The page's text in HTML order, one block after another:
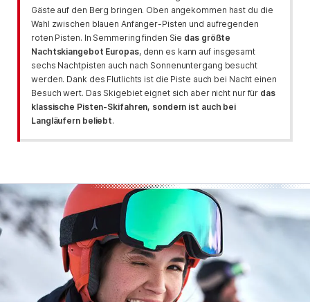
Gäste auf den Berg bringen. Oben angekommen hast du die
Wahl zwischen blauen Anfänger-Pisten und aufregenden
roten Pisten. In Semmering finden Sie das größte
Nachtskiangebot Europas, denn es kann auf insgesamt
sechs Nachtpisten auch nach Sonnenuntergang besucht
werden. Dank des Flutlichts ist die Piste auch bei Nacht einen
Besuch wert. Das Skigebiet eignet sich aber nicht nur für das
klassische Pisten-Skifahren, sondern ist auch bei
Langläufern beliebt.